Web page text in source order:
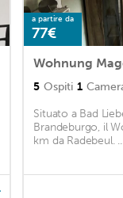
a partire da
77€
Wohnung
5 Ospiti 1
Situato a Bad
Brandeburgo, il
km da Radebeul.